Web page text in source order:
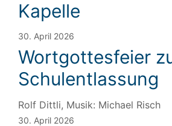
Kapelle
30. April 2026
Wortgottesfeier
Schulentlassung
Rolf Dittli, Musik: Michael Risch
30. April 2026